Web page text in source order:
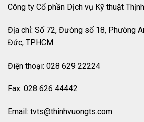
Công ty Cổ phần Dịch vụ Kỹ thuật
Địa chỉ: Số 72, Đường số 18, Phường
Đức, TP.HCM
Điện thoại: 028 629 22224
Fax: 028 626 44442
Email: tvts@thinhvuongts.com